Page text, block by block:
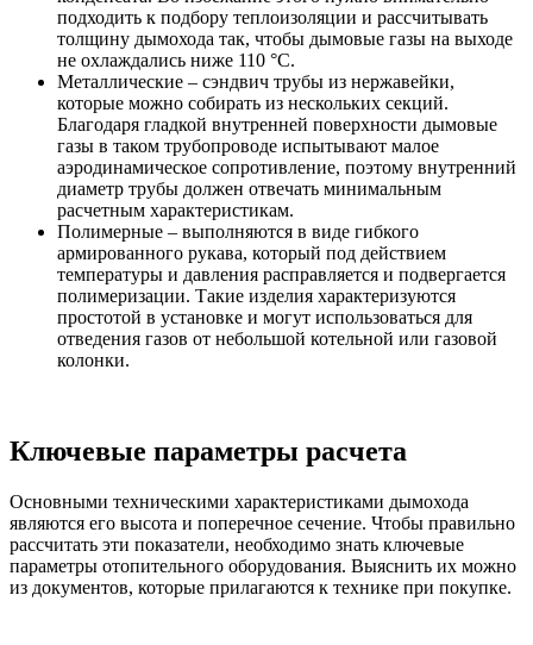
подходить к подбору теплоизоляции и рассчитывать
толщину дымохода так, чтобы дымовые газы на выходе
не охлаждались ниже 110 °C.
Металлические – сэндвич трубы из нержавейки,
которые можно собирать из нескольких секций.
Благодаря гладкой внутренней поверхности дымовые
газы в таком трубопроводе испытывают малое
аэродинамическое сопротивление, поэтому внутренний
диаметр трубы должен отвечать минимальным
расчетным характеристикам.
Полимерные – выполняются в виде гибкого
армированного рукава, который под действием
температуры и давления расправляется и подвергается
полимеризации. Такие изделия характеризуются
простотой в установке и могут использоваться для
отведения газов от небольшой котельной или газовой
колонки.
Ключевые параметры расчета
Основными техническими характеристиками дымохода
являются его высота и поперечное сечение. Чтобы правильно
рассчитать эти показатели, необходимо знать ключевые
параметры отопительного оборудования. Выяснить их можно
из документов, которые прилагаются к технике при покупке.